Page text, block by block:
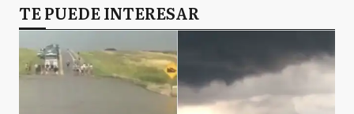
TE PUEDE INTERESAR